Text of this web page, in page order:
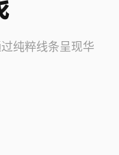
纯粹线条呈现华